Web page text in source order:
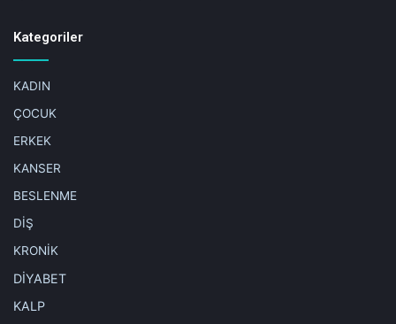
Kategoriler
KADIN
ÇOCUK
ERKEK
KANSER
BESLENME
DİŞ
KRONİK
DİYABET
KALP